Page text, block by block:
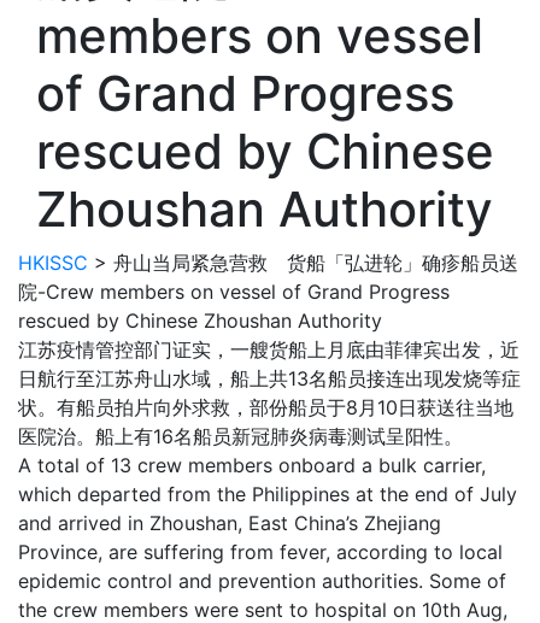
members on vessel
of Grand Progress
rescued by Chinese
Zhoushan Authority
HKISSC > 舟山当局紧急营救 货船「弘进轮」确疹船员送
院-Crew members on vessel of Grand Progress
rescued by Chinese Zhoushan Authority
江苏疫情管控部门证实，一艘货船上月底由菲律宾出发，近
日航行至江苏舟山水域，船上共13名船员接连出现发烧等症
状。有船员拍片向外求救，部份船员于8月10日获送往当地
医院治。船上有16名船员新冠肺炎病毒测试呈阳性。
A total of 13 crew members onboard a bulk carrier,
which departed from the Philippines at the end of July
and arrived in Zhoushan, East China’s Zhejiang
Province, are suffering from fever, according to local
epidemic control and prevention authorities. Some of
the crew members were sent to hospital on 10th Aug,